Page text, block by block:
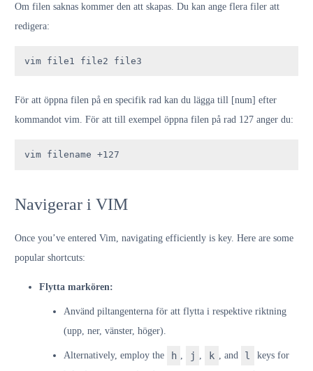
Om filen saknas kommer den att skapas. Du kan ange flera filer att
redigera:
vim file1 file2 file3
För att öppna filen på en specifik rad kan du lägga till [num] efter
kommandot vim. För att till exempel öppna filen på rad 127 anger du:
vim filename +127
Navigerar i VIM
Once you’ve entered Vim, navigating efficiently is key. Here are some
popular shortcuts:
Flytta markören:
Använd piltangenterna för att flytta i respektive riktning
(upp, ner, vänster, höger).
Alternatively, employ the h j k , and l
keys for